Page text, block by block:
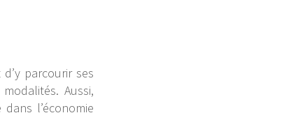
parcourir ses
Aussi,
l’économie